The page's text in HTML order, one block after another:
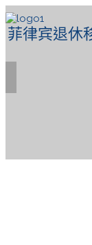
菲律宾退休